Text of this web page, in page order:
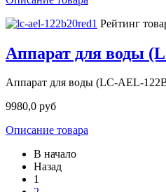
Рейтинг
Аппарат для воды
Аппарат для воды (LC-AEL-
9980,0 руб
Описание товара
В начало
Назад
1